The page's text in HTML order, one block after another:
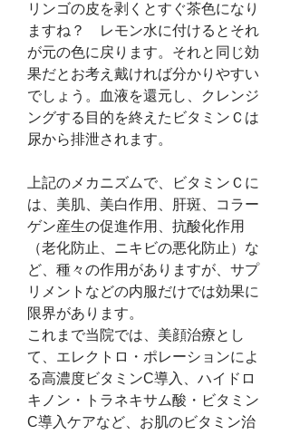
リンゴの皮を剥くとすぐ茶色になり
ますね？　レモン水に付けるとそれ
が元の色に戻ります。それと同じ効
果だとお考え戴ければ分かりやすい
でしょう。血液を還元し、クレンジ
ングする目的を終えたビタミンＣは
尿から排泄されます。
上記のメカニズムで、ビタミンＣに
は、美肌、美白作用、肝斑、コラー
ゲン産生の促進作用、抗酸化作用
（老化防止、ニキビの悪化防止）な
ど、種々の作用がありますが、サプ
リメントなどの内服だけでは効果に
限界があります。
これまで当院では、美顔治療とし
て、エレクトロ・ポレーションによ
る高濃度ビタミンC導入、ハイドロ
キノン・トラネキサム酸・ビタミン
C導入ケアなど、お肌のビタミン治